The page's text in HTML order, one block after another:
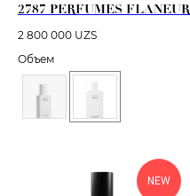
2787 PERFUMES FLANEUR
2 800 000 UZS
Объем
NEW